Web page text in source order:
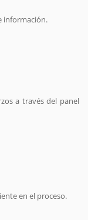
información.
a través del panel
en el proceso.